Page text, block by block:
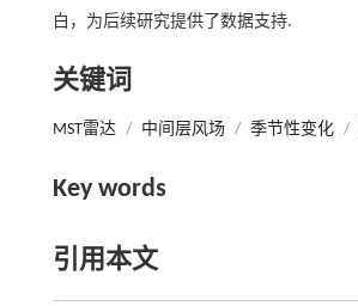
白，为后续研究提供了数据支持.
关键词
MST雷达 / 中间层风场 / 季节性变化 /
Key words
引用本文